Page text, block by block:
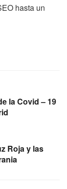
hasta un
la Covid – 19
Roja y las